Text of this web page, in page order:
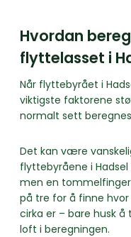
Hvordan
flyttelasset i
Når flyttebyrået i
viktigste faktorene
normalt sett
Det kan være
flyttebyråene i
men en
på tre for å finne
cirka er – bare husk å
loft i beregningen.